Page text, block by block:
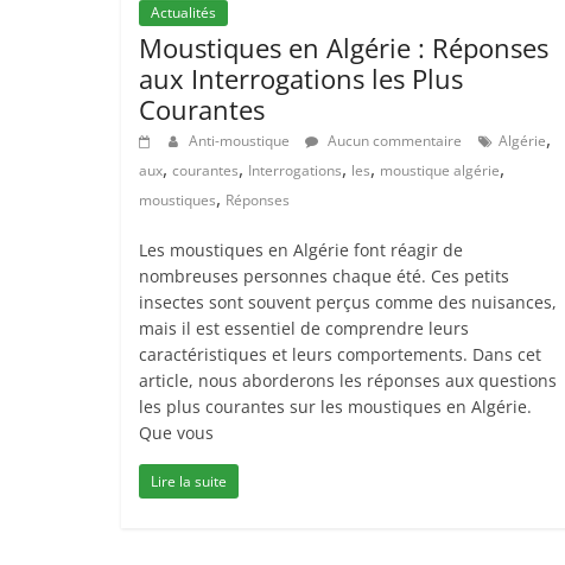
Actualités
Moustiques en Algérie : Réponses
aux Interrogations les Plus
Courantes
Anti-moustique Aucun commentaire Algérie,
aux, courantes, Interrogations, les, moustique algérie,
moustiques, Réponses
Les moustiques en Algérie font réagir de
nombreuses personnes chaque été. Ces petits
insectes sont souvent perçus comme des nuisances,
mais il est essentiel de comprendre leurs
caractéristiques et leurs comportements. Dans cet
article, nous aborderons les réponses aux questions
les plus courantes sur les moustiques en Algérie.
Que vous
Lire la suite